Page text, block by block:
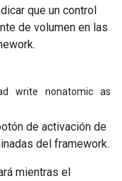
que un control
de volumen en las
write nonatomic
de activación de
del framework.
mientras el